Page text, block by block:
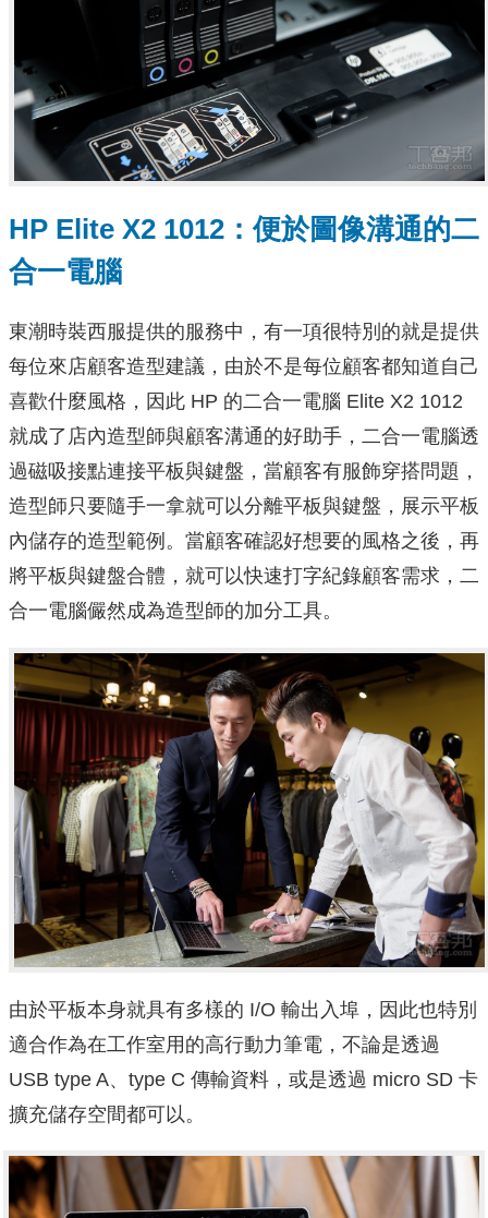
HP Elite X2 1012：便於圖像溝通的二
合一電腦
東潮時裝西服提供的服務中，有一項很特別的就是提供
每位來店顧客造型建議，由於不是每位顧客都知道自己
喜歡什麼風格，因此 HP 的二合一電腦 Elite X2 1012
就成了店內造型師與顧客溝通的好助手，二合一電腦透
過磁吸接點連接平板與鍵盤，當顧客有服飾穿搭問題，
造型師只要隨手一拿就可以分離平板與鍵盤，展示平板
內儲存的造型範例。當顧客確認好想要的風格之後，再
將平板與鍵盤合體，就可以快速打字紀錄顧客需求，二
合一電腦儼然成為造型師的加分工具。
由於平板本身就具有多樣的 I/O 輸出入埠，因此也特別
適合作為在工作室用的高行動力筆電，不論是透過
USB type A、type C 傳輸資料，或是透過 micro SD 卡
擴充儲存空間都可以。